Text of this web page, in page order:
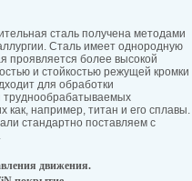
сталь получена методами
Сталь имеет однородную
проявляется более высокой
и стойкостью режущей кромки
для обработки
труднообрабатываемых
как, например, титан и его сплавы.
стандартно поставляем с
движения.